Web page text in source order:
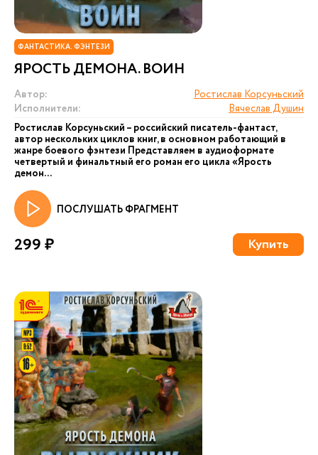
ФАНТАСТИКА. ФЭНТЕЗИ
ЯРОСТЬ ДЕМОНА. ВОИН
Автор:
Ростислав Корсуньский
Исполнители:
Вячеслав Душин
Ростислав Корсуньский – российский писатель-фантаст,
автор нескольких циклов книг, в основном работающий в
жанре боевого фэнтези Представляем в аудиоформате
четвертый и финальтный его роман его цикла «Ярость
демон...
ПОСЛУШАТЬ ФРАГМЕНТ
299 ₽ Купить